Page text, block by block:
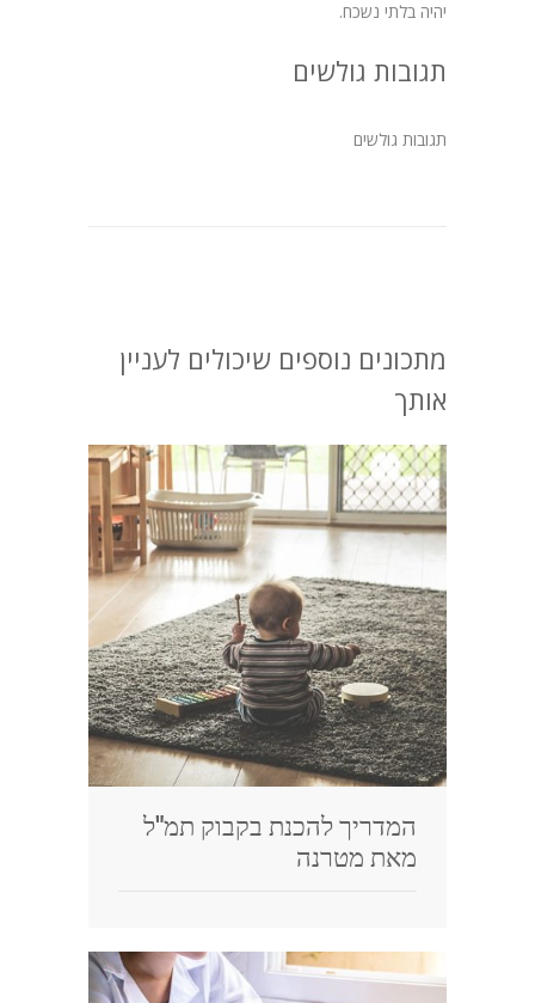
יהיה בלתי נשכח.
תגובות גולשים
תגובות גולשים
מתכונים נוספים שיכולים לעניין
אותך
המדריך להכנת בקבוק תמ"ל
מאת מטרנה